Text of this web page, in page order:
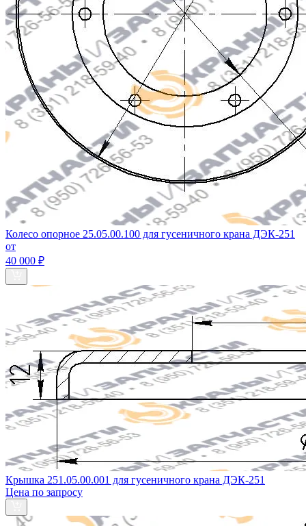
Колесо опорное 25.05.00.100 для гусеничного крана ДЭК-251
от
40 000 ₽
Крышка 251.05.00.001 для гусеничного крана ДЭК-251
Цена по запросу